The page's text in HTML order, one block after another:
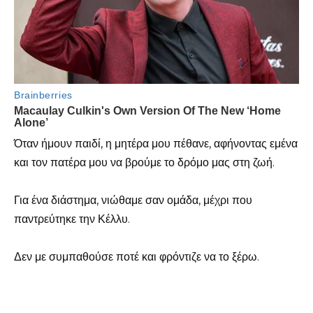
Όταν ήμουν παιδί, η μητέρα μου πέθανε, αφήνοντας εμένα
και τον πατέρα μου να βρούμε το δρόμο μας στη ζωή.
Για ένα διάστημα, νιώθαμε σαν ομάδα, μέχρι που
παντρεύτηκε την Κέλλυ.
Δεν με συμπαθούσε ποτέ και φρόντιζε να το ξέρω.